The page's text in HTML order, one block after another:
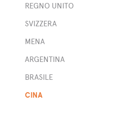
REGNO UNITO
SVIZZERA
MENA
ARGENTINA
BRASILE
CINA